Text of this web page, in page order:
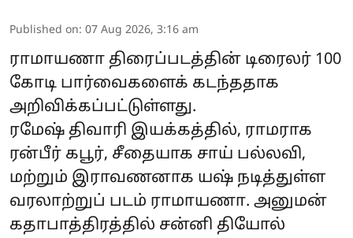
Published on: 07 Aug 2026, 3:16 am
ராமாயணா திரைப்படத்தின் டிரைலர் 100
கோடி பார்வைகளைக் கடந்ததாக
அறிவிக்கப்பட்டுள்ளது.
ரமேஷ் திவாரி இயக்கத்தில், ராமராக
ரன்பீர் கபூர், சீதையாக சாய் பல்லவி,
மற்றும் இராவணனாக யஷ் நடித்துள்ள
வரலாற்றுப் படம் ராமாயணா. அனுமன்
கதாபாத்திரத்தில் சன்னி தியோல்